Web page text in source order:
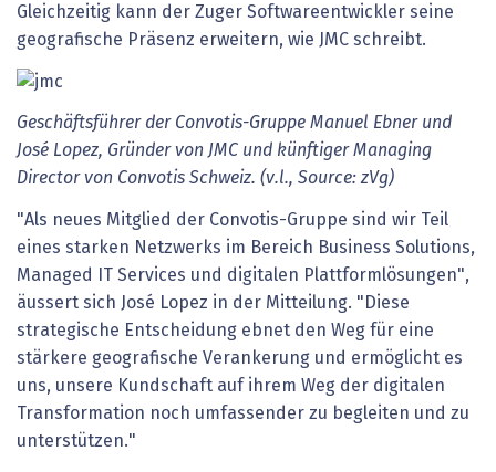
Gleichzeitig kann der Zuger Softwareentwickler seine
geografische Präsenz erweitern, wie JMC schreibt.
Geschäftsführer der Convotis-Gruppe Manuel Ebner und
José Lopez, Gründer von JMC und künftiger Managing
Director von Convotis Schweiz. (v.l., Source: zVg)
"Als neues Mitglied der Convotis-Gruppe sind wir Teil
eines starken Netzwerks im Bereich Business Solutions,
Managed IT Services und digitalen Plattformlösungen",
äussert sich José Lopez in der Mitteilung. "Diese
strategische Entscheidung ebnet den Weg für eine
stärkere geografische Verankerung und ermöglicht es
uns, unsere Kundschaft auf ihrem Weg der digitalen
Transformation noch umfassender zu begleiten und zu
unterstützen."